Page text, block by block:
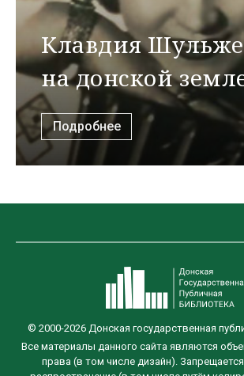
Клавдия
на донской
Подробнее
© 2000-2026 Донская государственная
Все материалы данного сайта являются
права (в том числе дизайн).